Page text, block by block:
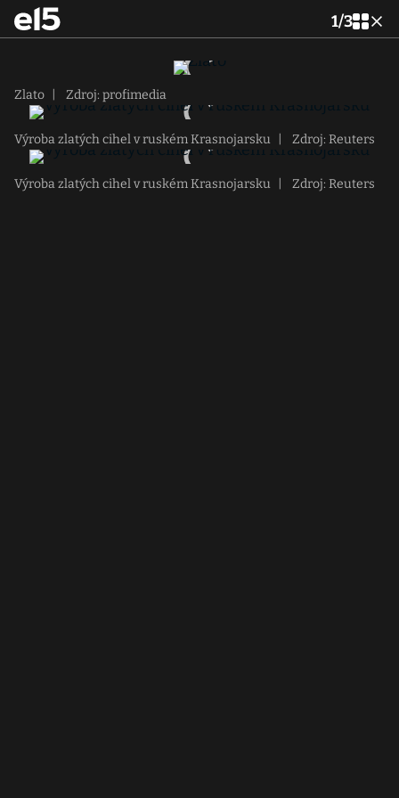
1/3
Zlato Zdroj: profimedia
Výroba zlatých cihel v ruském Krasnojarsku Zdroj: Reuters
Výroba zlatých cihel v ruském Krasnojarsku Zdroj: Reuters